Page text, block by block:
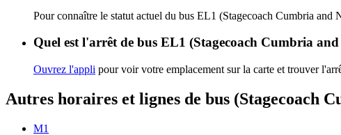
Pour connaître le statut actuel du bus EL1 (Stagecoach Cumbria and
Quel est l'arrêt de bus EL1 (Stagecoach Cumbria
Ouvrez l'appli pour voir votre emplacement sur la carte et trouver
Autres horaires et lignes de bus (Stagecoach
M1